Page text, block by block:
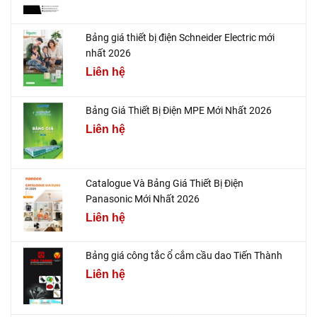
Bảng giá thiết bị điện Schneider Electric mới
nhất 2026
Liên hệ
Bảng Giá Thiết Bị Điện MPE Mới Nhất 2026
Liên hệ
Catalogue Và Bảng Giá Thiết Bị Điện
Panasonic Mới Nhất 2026
Liên hệ
Bảng giá công tắc ổ cắm cầu dao Tiến Thành
Liên hệ